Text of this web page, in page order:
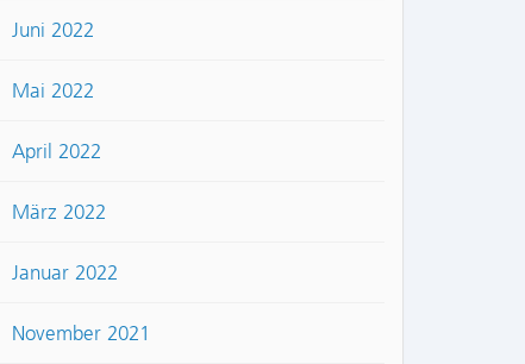
Juni 2022
Mai 2022
April 2022
März 2022
Januar 2022
November 2021